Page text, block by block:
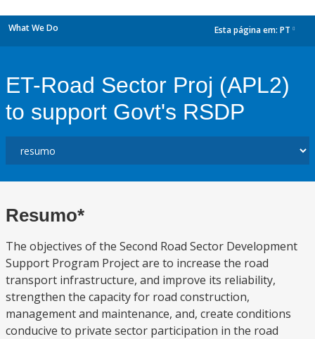
What We Do Esta página em: PT
ET-Road Sector Proj (APL2)
to support Govt's RSDP
Resumo*
The objectives of the Second Road Sector Development
Support Program Project are to increase the road
transport infrastructure, and improve its reliability,
strengthen the capacity for road construction,
management and maintenance, and, create conditions
conducive to private sector participation in the road